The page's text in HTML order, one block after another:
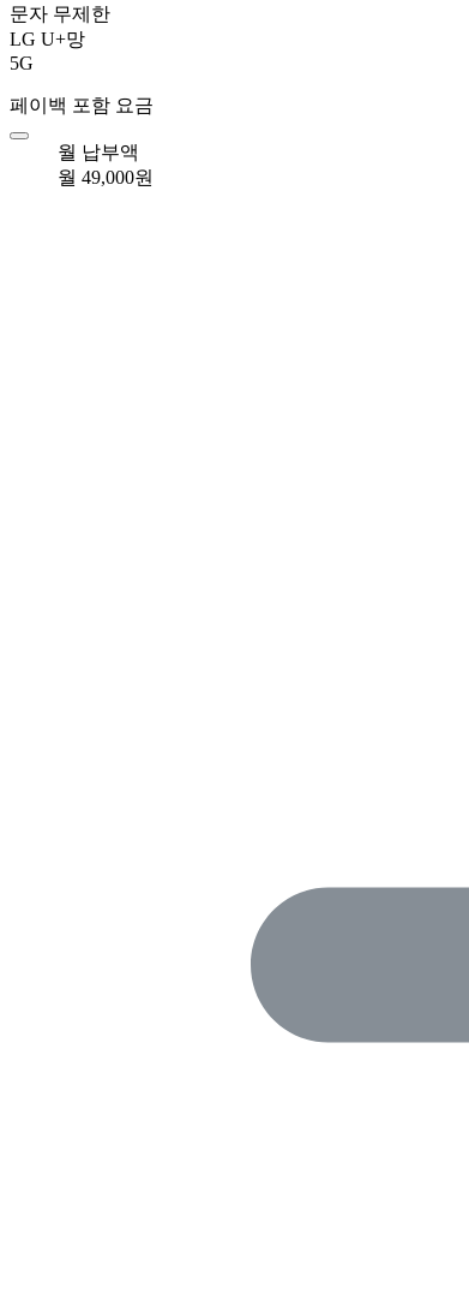
문자 무제한
LG U+망
5G
페이백 포함 요금
월 납부액
월 49,000원